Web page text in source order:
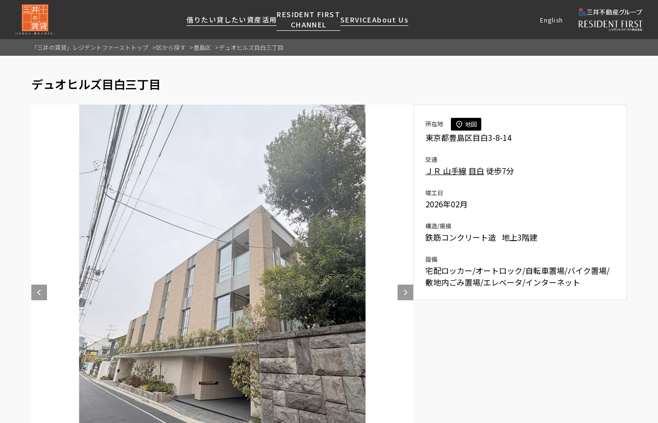
借りたい貸したい 資産活用
RESIDENT FIRST
CHANNEL
SERVICEAbout Us
ご提供するサービスをご紹介します
事業案内
ニュースリリース
お問い合わせ
くご提案します
駅・沿線から探す
地図から探す
キーワードから探す
新着情報から探す
ニュースから探す
新着募集情報
プレミアムマンション
新築
当社限定(港区・渋谷区)
当社限定(港区・渋谷区以外)
三井不動産企画
分譲賃貸
賃料改定
フリーレント
ペット可
コンシェルジュ付き
ブランドマンション
最適なプランをご提案します
ご相談も承ります
FIRST CHANNEL
新しい住まいと暮らしの探しに関わる
様々な情報を発信します
商店街のある暮らし
RESIDENT FIRST
MEMBERS登録
各種サービスをご紹介します
RESIDENT FIRST
ご入居・提携サービス
お部屋探しからご契約まで
よくあるご質問
社宅紹介
【仲介会社様向け】当社仲介
事業部取り扱い物件入居申
込
English
「三井の賃貸」レジデントファーストトップ 区から探す 豊島区 デュオヒルズ目白三丁目
デュオヒルズ目白三丁目
所在地 地図
東京都豊島区目白3-8-14
交通
ＪＲ 山手線 目白 徒歩7分
竣工日
2026年02月
構造/規模
鉄筋コンクリート造 地上3階建
設備
宅配ロッカー/オートロック/自転車置場/バイク置場/
敷地内ごみ置場/エレベータ/インターネット